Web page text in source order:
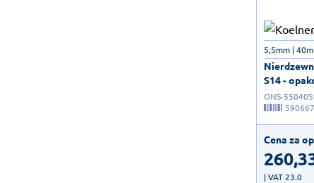
S14 -
5,5mm |
ONS-
Cena za
| VAT 23.0